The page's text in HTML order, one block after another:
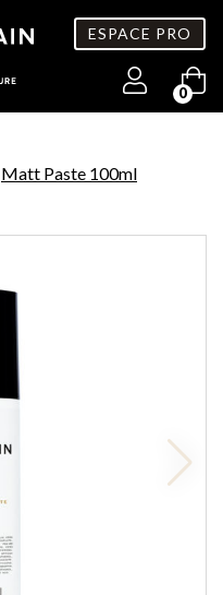
ESPACE PRO
0
Matt Paste 100ml